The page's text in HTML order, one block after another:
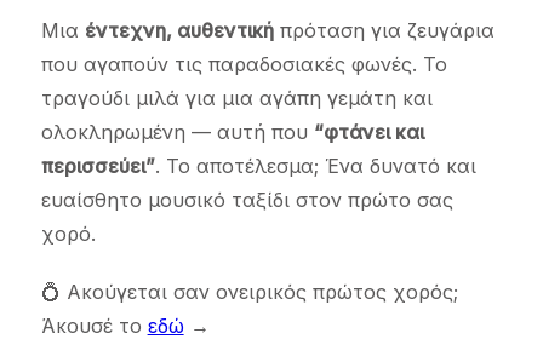
Μια έντεχνη, αυθεντικήπρόταση για ζευγάρια
που αγαπούν τις παραδοσιακές φωνές. Το
τραγούδι μιλά για μια αγάπη γεμάτη και
ολοκληρωμένη — αυτή που “φτάνει και
περισσεύει”. Το αποτέλεσμα; Ένα δυνατό και
ευαίσθητο μουσικό ταξίδι στον πρώτο σας
χορό.
💍 Ακούγεται σαν ονειρικός πρώτος χορός;
Άκουσέ το εδώ →